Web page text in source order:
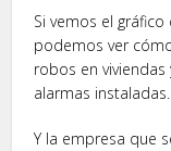
Si vemos el
podemos ver
robos en
alarmas instaladas.
Y la empresa que